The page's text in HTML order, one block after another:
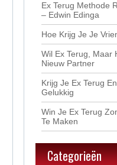
Ex Terug Methode
– Edwin Edinga
Hoe Krijg Je Je
Wil Ex Terug, Maar
Nieuw Partner
Krijg Je Ex Terug
Gelukkig
Win Je Ex Terug
Te Maken
Categorieën